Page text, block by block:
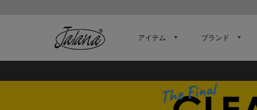
アイテム ブランド